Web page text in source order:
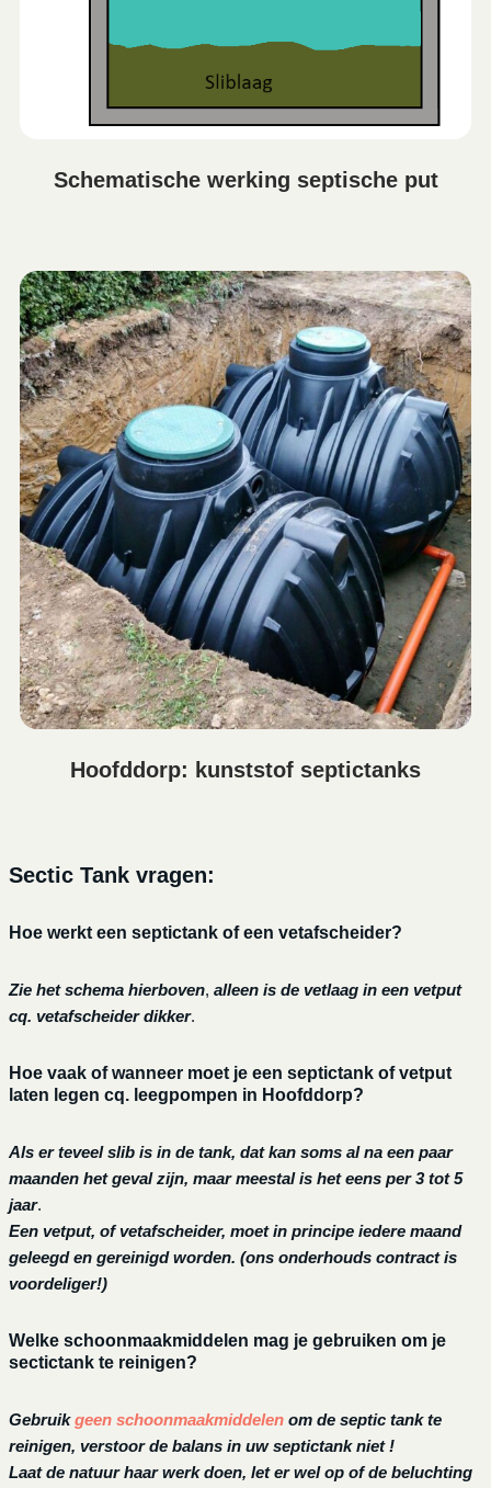
Schematische werking septische put
Hoofddorp: kunststof septictanks
Sectic Tank vragen:
Hoe werkt een septictank of een vetafscheider?
Zie het schema hierboven, alleen is de vetlaag in een vetput
cq. vetafscheider dikker.
Hoe vaak of wanneer moet je een septictank of vetput
laten legen cq. leegpompen in Hoofddorp?
Als er teveel slib is in de tank, dat kan soms al na een paar
maanden het geval zijn, maar meestal is het eens per 3 tot 5
jaar.
Een vetput, of vetafscheider, moet in principe iedere maand
geleegd en gereinigd worden. (ons onderhouds contract is
voordeliger!)
Welke schoonmaakmiddelen mag je gebruiken om je
sectictank te reinigen?
Gebruikgeen schoonmaakmiddelen om de septic tank te
reinigen, verstoor de balans in uw septictank niet !
Laat de natuur haar werk doen, let er wel op of de beluchting